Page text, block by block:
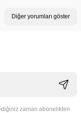
Diğer yorumları göster
zaman abonelikten